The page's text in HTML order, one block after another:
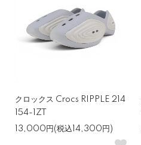
クロックス Crocs RIPPLE 214
154-1ZT
13,000円(税込14,300円)